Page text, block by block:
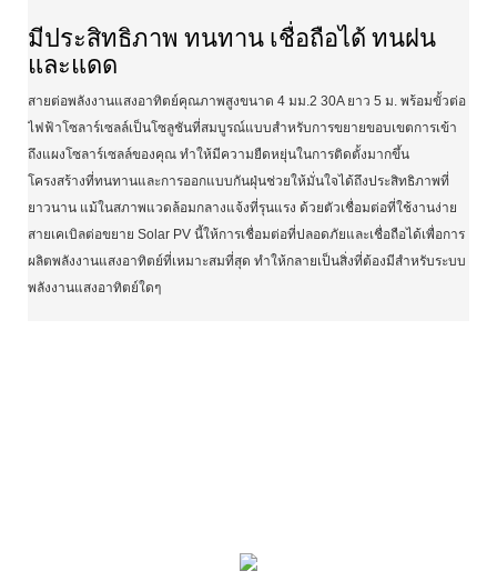
มีประสิทธิภาพ ทนทาน เชื่อถือได้ ทนฝน
และแดด
สายต่อพลังงานแสงอาทิตย์คุณภาพสูงขนาด 4 มม.2 30A ยาว 5 ม. พร้อมขั้วต่อ
ไฟฟ้าโซลาร์เซลล์เป็นโซลูชันที่สมบูรณ์แบบสำหรับการขยายขอบเขตการเข้า
ถึงแผงโซลาร์เซลล์ของคุณ ทำให้มีความยืดหยุ่นในการติดตั้งมากขึ้น
โครงสร้างที่ทนทานและการออกแบบกันฝุ่นช่วยให้มั่นใจได้ถึงประสิทธิภาพที่
ยาวนาน แม้ในสภาพแวดล้อมกลางแจ้งที่รุนแรง ด้วยตัวเชื่อมต่อที่ใช้งานง่าย
สายเคเบิลต่อขยาย Solar PV นี้ให้การเชื่อมต่อที่ปลอดภัยและเชื่อถือได้เพื่อการ
ผลิตพลังงานแสงอาทิตย์ที่เหมาะสมที่สุด ทำให้กลายเป็นสิ่งที่ต้องมีสำหรับระบบ
พลังงานแสงอาทิตย์ใดๆ